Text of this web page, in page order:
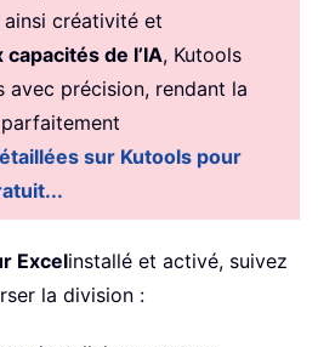
créativité et
de l’IA, Kutools
avec précision, rendant la
sur Kutools pour
Excelinstallé et activé, suivez
la division :